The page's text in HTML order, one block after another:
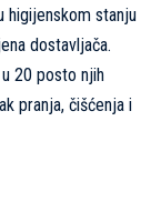
higijenskom stanju
dostavljača.
u 20 posto njih
pranja, čišćenja i